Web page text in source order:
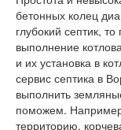
бетонных колец
глубокий септик,
выполнение
и их установка в
сервис септика в
выполнить
поможем.
территорию,